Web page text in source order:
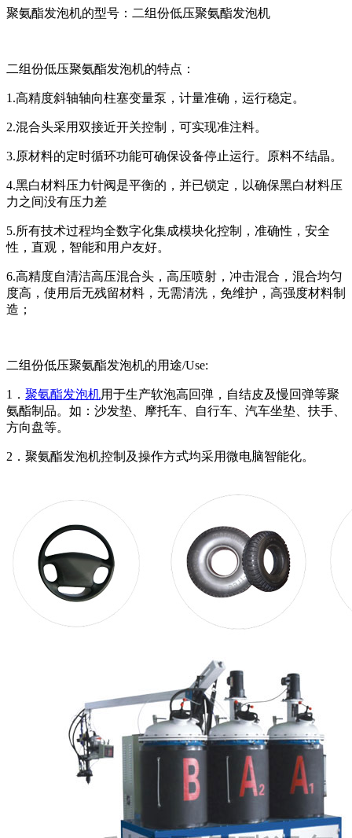
聚氨酯发泡机的型号：二组份低压聚氨酯发泡机
二组份低压聚氨酯发泡机的特点：
1.高精度斜轴轴向柱塞变量泵，计量准确，运行稳定。
2.混合头采用双接近开关控制，可实现准注料。
3.原材料的定时循环功能可确保设备停止运行。原料不结晶。
4.黑白材料压力针阀是平衡的，并已锁定，以确保黑白材料压
力之间没有压力差
5.所有技术过程均全数字化集成模块化控制，准确性，安全
性，直观，智能和用户友好。
6.高精度自清洁高压混合头，高压喷射，冲击混合，混合均匀
度高，使用后无残留材料，无需清洗，免维护，高强度材料制
造；
二组份低压聚氨酯发泡机的用途/Use:
1． 聚氨酯发泡机用于生产软泡高回弹，自结皮及慢回弹等聚
氨酯制品。如：沙发垫、摩托车、自行车、汽车坐垫、扶手、
方向盘等。
2．聚氨酯发泡机控制及操作方式均采用微电脑智能化。